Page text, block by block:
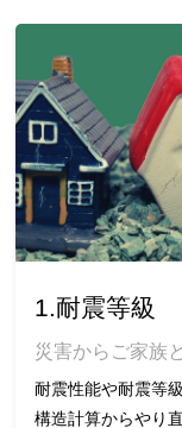
1.耐震等級
災害からご家族
耐震性能や耐震等
構造計算からやり